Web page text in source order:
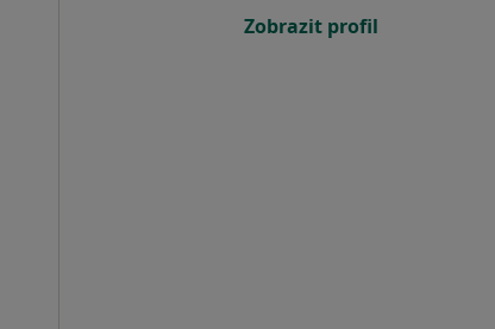
Zobrazit profil